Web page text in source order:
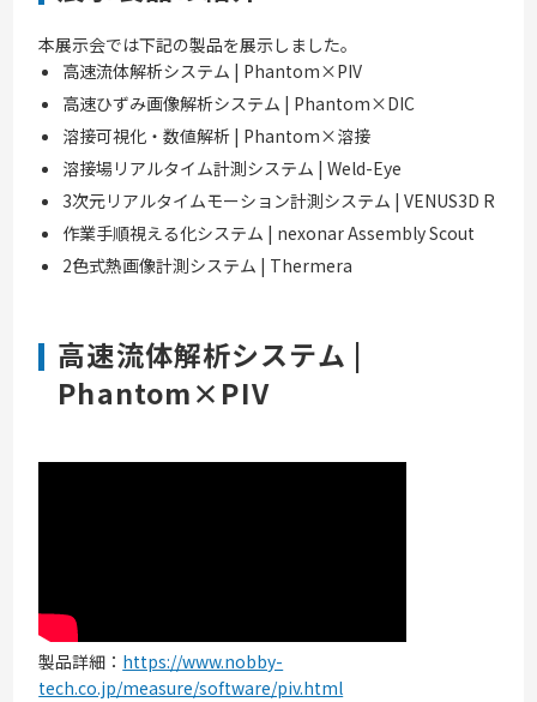
本展示会では下記の製品を展示しました。
高速流体解析システム | Phantom×PIV
高速ひずみ画像解析システム | Phantom×DIC
溶接可視化・数値解析 | Phantom×溶接
溶接場リアルタイム計測システム | Weld-Eye
3次元リアルタイムモーション計測システム | VENUS3D R
作業手順視える化システム | nexonar Assembly Scout
2色式熱画像計測システム | Thermera
高速流体解析システム |
Phantom×PIV
製品詳細： https://www.nobby-
tech.co.jp/measure/software/piv.html